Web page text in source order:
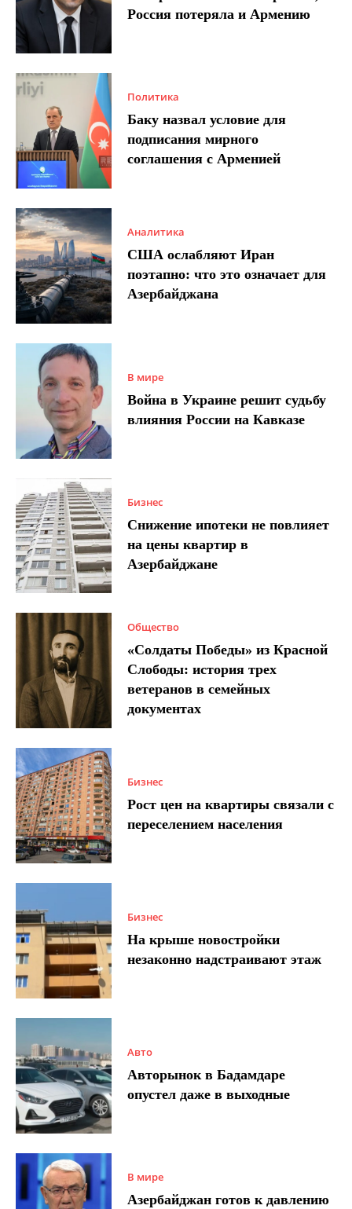
Россия потеряла и Армению
Политика
Баку назвал условие для
подписания мирного
соглашения с Арменией
Аналитика
США ослабляют Иран
поэтапно: что это означает для
Азербайджана
В мире
Война в Украине решит судьбу
влияния России на Кавказе
Бизнес
Снижение ипотеки не повлияет
на цены квартир в
Азербайджане
Общество
«Солдаты Победы» из Красной
Слободы: история трех
ветеранов в семейных
документах
Бизнес
Рост цен на квартиры связали с
переселением населения
Бизнес
На крыше новостройки
незаконно надстраивают этаж
Авто
Авторынок в Бадамдаре
опустел даже в выходные
В мире
Азербайджан готов к давлению